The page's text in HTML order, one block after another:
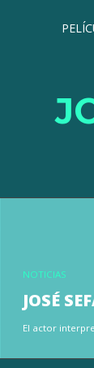
NOTICIAS
JOSÉ
El actor